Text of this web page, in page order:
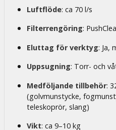
Luftflöde: ca 70 l/s
Filterrengöring:
Eluttag för verktyg: Ja,
Uppsugning: Torr- och
Medföljande tillbehör:
(golvmunstycke,
teleskoprör, slang)
Vikt: ca 9–10 kg